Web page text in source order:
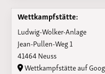
Wettkampfstätte:
Ludwig-Wolker-Anlage
Jean-Pullen-Weg 1
41464 Neuss
Wettkampfstätte auf